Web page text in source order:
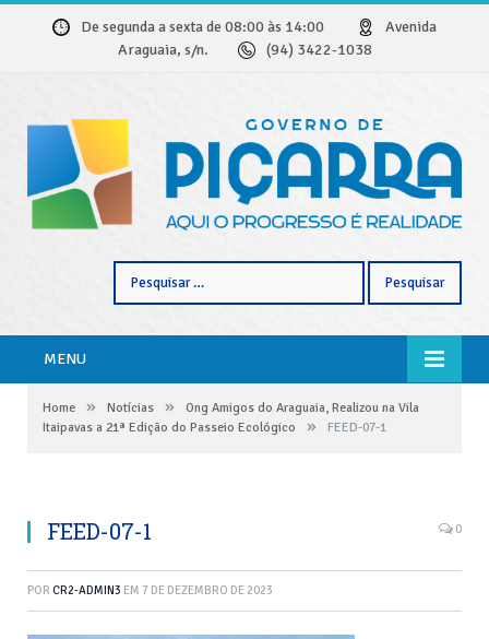
De segunda a sexta de 08:00 às 14:00
Avenida
Araguaia, s/n.
(94) 3422-1038
MENU
Home » Notícias »
Ong Amigos do Araguaia, Realizou na Vila
Itaipavas a 21ª Edição do Passeio Ecológico
» FEED-07-1
FEED-07-1 0
POR CR2-ADMIN3 EM 7 DE DEZEMBRO DE 2023